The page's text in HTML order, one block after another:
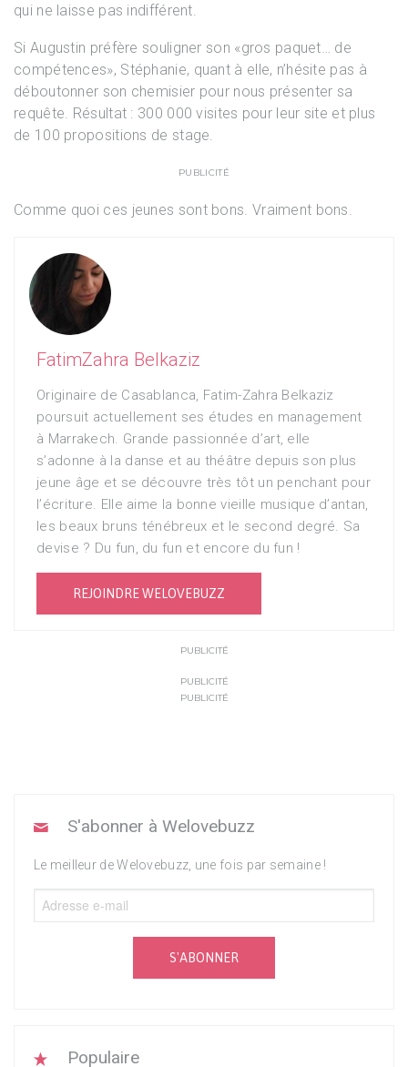
qui ne laisse pas indifférent.
Si Augustin préfère souligner son «gros paquet… de
compétences», Stéphanie, quant à elle, n’hésite pas à
déboutonner son chemisier pour nous présenter sa
requête. Résultat : 300 000 visites pour leur site et plus
de 100 propositions de stage.
PUBLICITÉ
Comme quoi ces jeunes sont bons. Vraiment bons.
FatimZahra Belkaziz
Originaire de Casablanca, Fatim-Zahra Belkaziz
poursuit actuellement ses études en management
à Marrakech. Grande passionnée d’art, elle
s’adonne à la danse et au théâtre depuis son plus
jeune âge et se découvre très tôt un penchant pour
l’écriture. Elle aime la bonne vieille musique d’antan,
les beaux bruns ténébreux et le second degré. Sa
devise ? Du fun, du fun et encore du fun !
REJOINDRE WELOVEBUZZ
PUBLICITÉ
PUBLICITÉ
PUBLICITÉ
S'abonner à Welovebuzz
Le meilleur de Welovebuzz, une fois par semaine !
S'ABONNER
Populaire